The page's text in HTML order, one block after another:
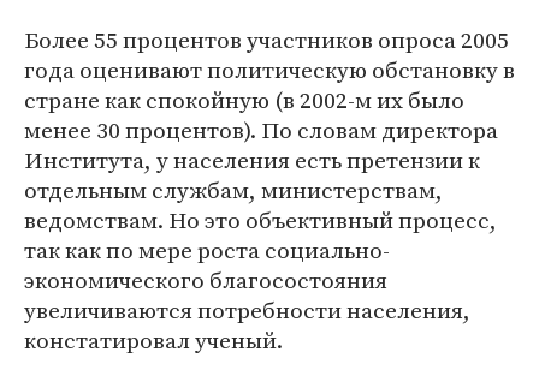
Более 55 процентов участников опроса 2005
года оценивают политическую обстановку в
стране как спокойную (в 2002-м их было
менее 30 процентов). По словам директора
Института, у населения есть претензии к
отдельным службам, министерствам,
ведомствам. Но это объективный процесс,
так как по мере роста социально-
экономического благосостояния
увеличиваются потребности населения,
констатировал ученый.